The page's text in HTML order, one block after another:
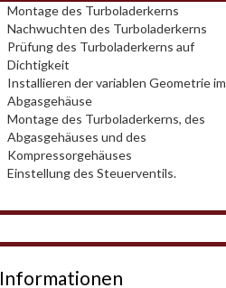
Montage des Turboladerkerns
Nachwuchten des Turboladerkerns
Prüfung des Turboladerkerns auf
Dichtigkeit
Installieren der variablen Geometrie im
Abgasgehäuse
Montage des Turboladerkerns, des
Abgasgehäuses und des
Kompressorgehäuses
Einstellung des Steuerventils.
Informationen